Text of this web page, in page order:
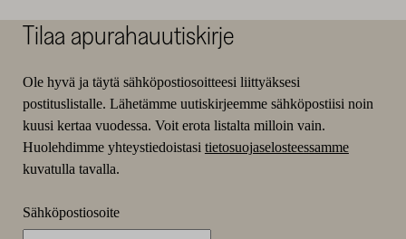
Tilaa apurahauutiskirje
Ole hyvä ja täytä sähköpostiosoitteesi liittyäksesi
postituslistalle. Lähetämme uutiskirjeemme sähköpostiisi noin
kuusi kertaa vuodessa. Voit erota listalta milloin vain.
Huolehdimme yhteystiedoistasi tietosuojaselosteessamme
kuvatulla tavalla.
Sähköpostiosoite